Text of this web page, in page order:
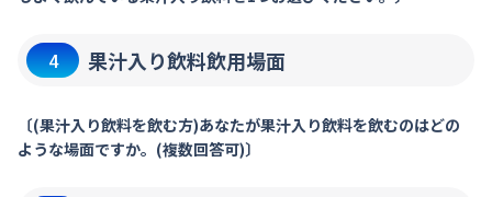
4 果汁入り飲料飲用場面
〔(果汁入り飲料を飲む方)あなたが果汁入り飲料を飲むのはどの
ような場面ですか。(複数回答可)〕